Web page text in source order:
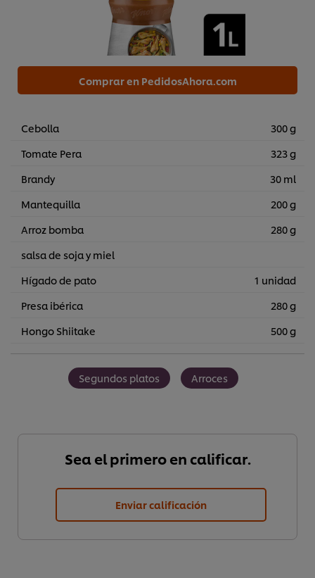
Comprar en PedidosAhora.com
Cebolla
300 g
Tomate Pera
323 g
Brandy
30 ml
Mantequilla
200 g
Arroz bomba
280 g
salsa de soja y miel
Hígado de pato
1 unidad
Presa ibérica
280 g
Hongo Shiitake
500 g
Segundos platos Arroces
Sea el primero en calificar.
Enviar calificación